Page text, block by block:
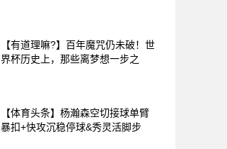
【有道理嘛?】百年魔咒仍未破！世
界杯历史上，那些离梦想一步之
【体育头条】杨瀚森空切接球单臂
暴扣+快攻沉稳停球&秀灵活脚步